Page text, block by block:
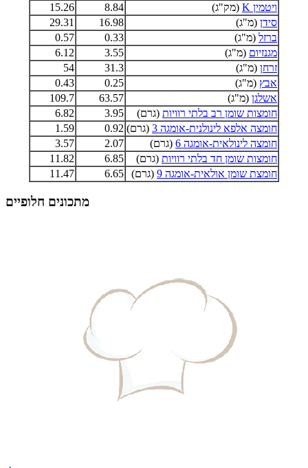
ויטמין K
(מק"ג) 8.84
15.26
סידן (מ"ג) 16.98
29.31
ברזל (מ"ג) 0.33
0.57
מגנזיום (מ"ג) 3.55
6.12
זרחן (מ"ג) 31.3
54
אבץ (מ"ג) 0.25
0.43
אשלגן (מ"ג) 63.57
109.7
חומצות שומן רב בלתי רוויות (גרם) 3.95
6.82
חומצה אלפא לינולנית-אומגה 3
(גרם) 0.92
1.59
חומצה לינולאית-אומגה 6
(גרם) 2.07
3.57
חומצות שומן חד בלתי רוויות (גרם) 6.85
11.82
חומצת שומן אולאית-אומגה 9
(גרם) 6.65
11.47
מתכונים חלופיים